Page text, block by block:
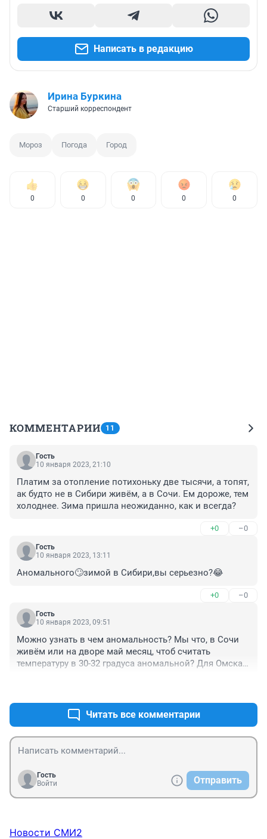
Написать в редакцию
Ирина Буркина
Старший корреспондент
Мороз Погода Город
0 0 0 0 0
КОММЕНТАРИИ 11
Гость
10 января 2023, 21:10
Платим за отопление потихоньку две тысячи, а топят,
ак будто не в Сибири живём, а в Сочи. Ем дороже, тем
холоднее. Зима пришла неожиданно, как и всегда?
+0 –0
Гость
10 января 2023, 13:11
Аномального🙄зимой в Сибири,вы серьезно?😂
+0 –0
Гость
10 января 2023, 09:51
Можно узнать в чем аномальность? Мы что, в Сочи
живём или на дворе май месяц, чтоб считать
температуру в 30-32 градуса аномальной? Для Омска
Читать все комментарии
Гость
Войти
Отправить
Новости СМИ2